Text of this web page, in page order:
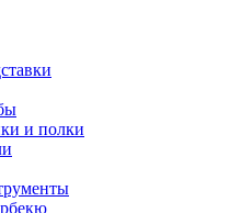
и полки